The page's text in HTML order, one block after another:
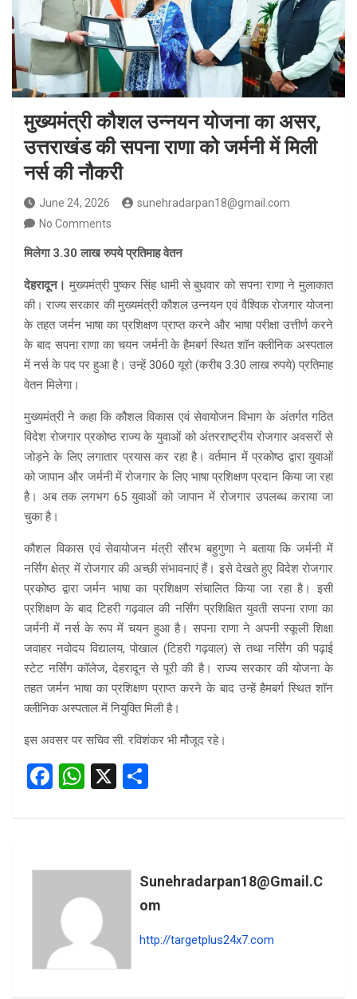
मुख्यमंत्री कौशल उन्नयन योजना का असर,
उत्तराखंड की सपना राणा को जर्मनी में मिली
नर्स की नौकरी
June 24, 2026
sunehradarpan18@gmail.com
No Comments
मिलेगा 3.30 लाख रुपये प्रतिमाह वेतन
देहरादून। मुख्यमंत्री पुष्कर सिंह धामी से बुधवार को सपना राणा ने मुलाकात
की। राज्य सरकार की मुख्यमंत्री कौशल उन्नयन एवं वैश्विक रोजगार योजना
के तहत जर्मन भाषा का प्रशिक्षण प्राप्त करने और भाषा परीक्षा उत्तीर्ण करने
के बाद सपना राणा का चयन जर्मनी के हैमबर्ग स्थित शॉन क्लीनिक अस्पताल
में नर्स के पद पर हुआ है। उन्हें 3060 यूरो (करीब 3.30 लाख रुपये) प्रतिमाह
वेतन मिलेगा।
मुख्यमंत्री ने कहा कि कौशल विकास एवं सेवायोजन विभाग के अंतर्गत गठित
विदेश रोजगार प्रकोष्ठ राज्य के युवाओं को अंतरराष्ट्रीय रोजगार अवसरों से
जोड़ने के लिए लगातार प्रयास कर रहा है। वर्तमान में प्रकोष्ठ द्वारा युवाओं
को जापान और जर्मनी में रोजगार के लिए भाषा प्रशिक्षण प्रदान किया जा रहा
है। अब तक लगभग 65 युवाओं को जापान में रोजगार उपलब्ध कराया जा
चुका है।
कौशल विकास एवं सेवायोजन मंत्री सौरभ बहुगुणा ने बताया कि जर्मनी में
नर्सिंग क्षेत्र में रोजगार की अच्छी संभावनाएं हैं। इसे देखते हुए विदेश रोजगार
प्रकोष्ठ द्वारा जर्मन भाषा का प्रशिक्षण संचालित किया जा रहा है। इसी
प्रशिक्षण के बाद टिहरी गढ़वाल की नर्सिंग प्रशिक्षित युवती सपना राणा का
जर्मनी में नर्स के रूप में चयन हुआ है। सपना राणा ने अपनी स्कूली शिक्षा
जवाहर नवोदय विद्यालय, पोखाल (टिहरी गढ़वाल) से तथा नर्सिंग की पढ़ाई
स्टेट नर्सिंग कॉलेज, देहरादून से पूरी की है। राज्य सरकार की योजना के
तहत जर्मन भाषा का प्रशिक्षण प्राप्त करने के बाद उन्हें हैमबर्ग स्थित शॉन
क्लीनिक अस्पताल में नियुक्ति मिली है।
इस अवसर पर सचिव सी. रविशंकर भी मौजूद रहे।
F
ce
o
o
k
W
at
A
p
p
X
ar
Sunehradarpan18@gmail.c
Om
http://targetplus24x7.com